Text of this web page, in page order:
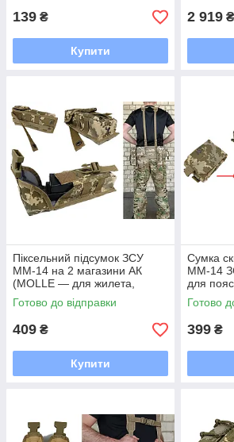
139 ₴
Купити
2 919 ₴
Піксельний підсумок ЗСУ
MM-14 на 2 магазини АК
(MOLLE — для жилета,
розвантаження, РПС)
Готово до відправки
409 ₴
Купити
Сумка
MM-14
для
—
Готово
399 ₴